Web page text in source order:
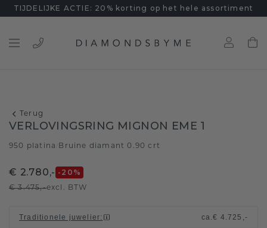
TIJDELIJKE ACTIE: 20% korting op het hele assortiment
Terug
VERLOVINGSRING MIGNON EME 1
950 platina Bruine diamant 0.90 crt
€ 2.780,- -20 %
€ 3.475,-excl. BTW
Traditionele juwelier: ca.€ 4.725,-